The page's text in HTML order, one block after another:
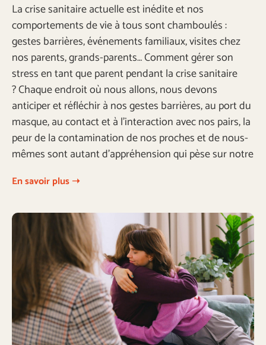
La crise sanitaire actuelle est inédite et nos
comportements de vie à tous sont chamboulés :
gestes barrières, événements familiaux, visites chez
nos parents, grands-parents… Comment gérer son
stress en tant que parent pendant la crise sanitaire
? Chaque endroit où nous allons, nous devons
anticiper et réfléchir à nos gestes barrières, au port du
masque, au contact et à l’interaction avec nos pairs, la
peur de la contamination de nos proches et de nous-
mêmes sont autant d’appréhension qui pèse sur notre
En savoir plus ➝